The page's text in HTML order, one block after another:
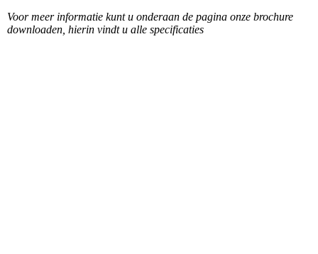
Voor meer informatie kunt u onderaan de pagina onze brochure
downloaden, hierin vindt u alle specificaties